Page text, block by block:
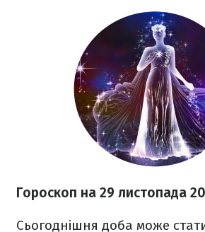
Гороскоп на 29 листопада
Сьогоднішня доба може